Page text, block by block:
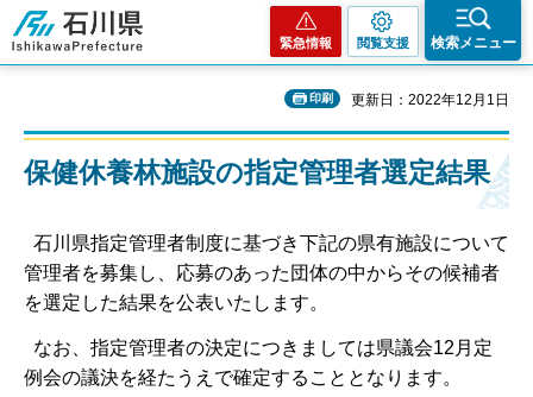
石川県
緊急情報 閲覧支援 検索メニュー
印刷 更新日：2022年12月1日
保健休養林施設の指定管理者選定結果
石川県指定管理者制度に基づき下記の県有施設について
管理者を募集し、応募のあった団体の中からその候補者
を選定した結果を公表いたします。
なお、指定管理者の決定につきましては県議会12月定
例会の議決を経たうえで確定することとなります。